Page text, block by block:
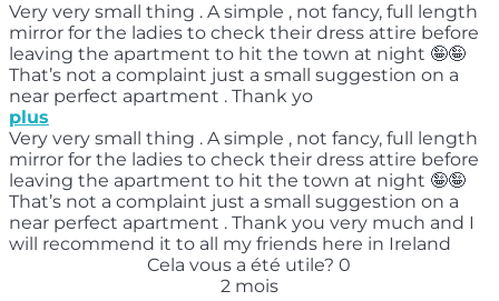
Very very small thing . A simple , not fancy, full length
mirror for the ladies to check their dress attire before
leaving the apartment to hit the town at night 🤪🤪
That’s not a complaint just a small suggestion on a
near perfect apartment . Thank yo
plus
Very very small thing . A simple , not fancy, full length
mirror for the ladies to check their dress attire before
leaving the apartment to hit the town at night 🤪🤪
That’s not a complaint just a small suggestion on a
near perfect apartment . Thank you very much and I
will recommend it to all my friends here in Ireland
Cela vous a été utile? 0
2 mois